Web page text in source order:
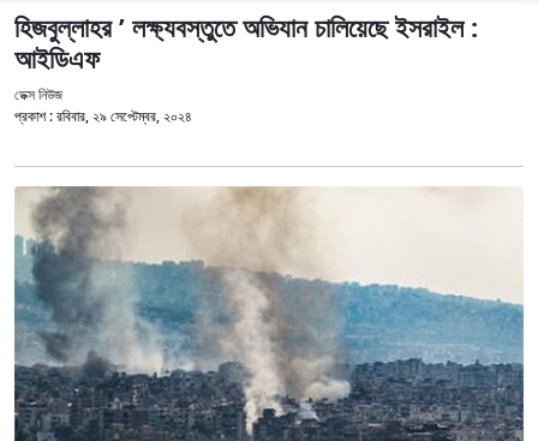
হিজবুল্লাহর ’ লক্ষ্যবস্তুতে অভিযান চালিয়েছে ইসরাইল :
আইডিএফ
ডেক্স নিউজ
প্রকাশ :রবিবার, ২৯ সেপ্টেম্বর, ২০২৪